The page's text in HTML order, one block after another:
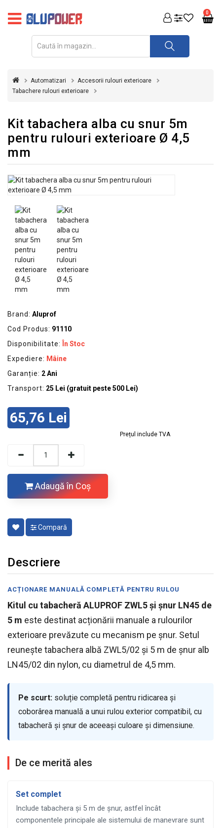
0
FOTOVOLTAICE
REDRESOARE
INVERTOARE
UPS
&
DE
TENSIUNE
CASA
GRADINA
SCULE
ECHIPAMENTE
ELECTRICE
DE
KITURI
Automatizari
Accesorii rulouri exterioare
Tabachere rulouri exterioare
Kit tabachera alba cu snur 5m
pentru rulouri exterioare Ø 4,5
mm
Brand: Aluprof
Cod Produs: 91110
Disponibilitate:
În Stoc
Expediere: Mâine
Garanție: 2 Ani
Transport: 25 Lei (gratuit peste 500 Lei)
65,76 Lei
Prețul include TVA
Adaugă în Coş
Compară
Descriere
ACȚIONARE MANUALĂ COMPLETĂ PENTRU RULOU
Kitul cu tabacheră ALUPROF ZWL5 și șnur LN45 de
5 m este destinat acționării manuale a rulourilor
exterioare prevăzute cu mecanism pe șnur. Setul
reunește tabachera albă ZWL5/02 și 5 m de șnur alb
LN45/02 din nylon, cu diametrul de 4,5 mm.
Pe scurt: soluție completă pentru ridicarea și
coborârea manuală a unui rulou exterior compatibil, cu
tabacheră și șnur de aceeași culoare și dimensiune.
De ce merită ales
Set complet
Include tabachera și 5 m de șnur, astfel încât
componentele principale ale sistemului de manevrare sunt